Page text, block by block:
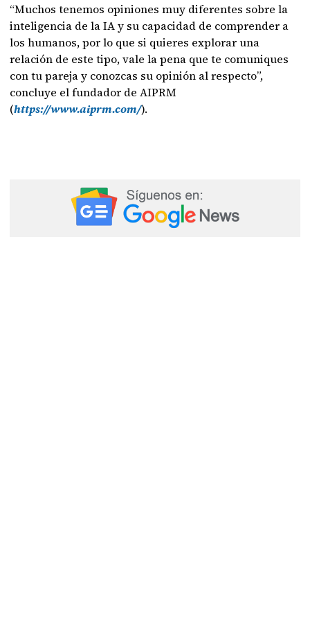
“Muchos tenemos opiniones muy diferentes sobre la
inteligencia de la IA y su capacidad de comprender a
los humanos, por lo que si quieres explorar una
relación de este tipo, vale la pena que te comuniques
con tu pareja y conozcas su opinión al respecto”,
concluye el fundador de AIPRM
(https://www.aiprm.com/).